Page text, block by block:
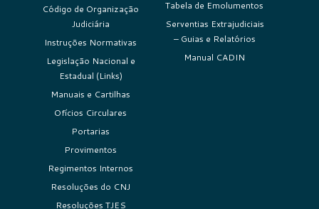
Código de Organização
Judiciária
Instruções Normativas
Legislação Nacional e
Estadual (Links)
Manuais e Cartilhas
Ofícios Circulares
Portarias
Provimentos
Regimentos Internos
Resoluções do CNJ
Resoluções TJES
Tabela de Emolumentos
Serventias Extrajudiciais
– Guias e Relatórios
Manual CADIN